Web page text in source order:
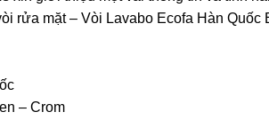
rửa mặt – Vòi Lavabo Ecofa Hàn Quốc
– Crom